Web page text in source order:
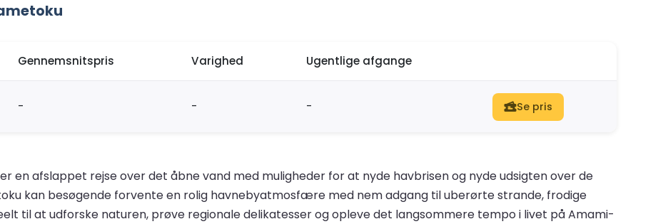
Gennemsnitspris Varighed Ugentlige afgange
- - - Se pris
en afslappet rejse over det åbne vand med muligheder for at nyde havbrisen og nyde udsigten over de
kan besøgende forvente en rolig havnebyatmosfære med nem adgang til uberørte strande, frodige
til at udforske naturen, prøve regionale delikatesser og opleve det langsommere tempo i livet på Amami-